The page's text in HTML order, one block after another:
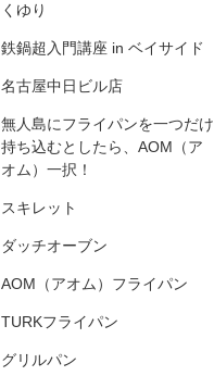
くゆり
鉄鍋超入門講座 in ベイサイド
名古屋中日ビル店
無人島にフライパンを一つだけ
持ち込むとしたら、AOM（ア
オム）一択！
スキレット
ダッチオーブン
AOM（アオム）フライパン
TURKフライパン
グリルパン